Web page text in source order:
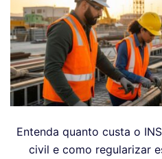
Entenda quanto custa o
civil e como regularizar